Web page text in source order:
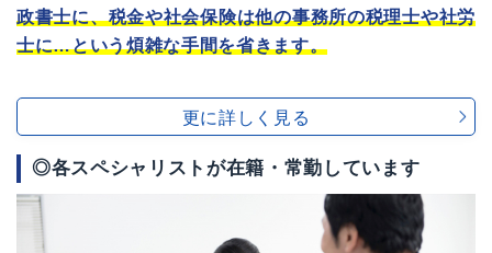
政書士に、税金や社会保険は他の事務所の税理士や社労
士に…という煩雑な手間を省きます。
更に詳しく見る
◎各スペシャリストが在籍・常勤しています